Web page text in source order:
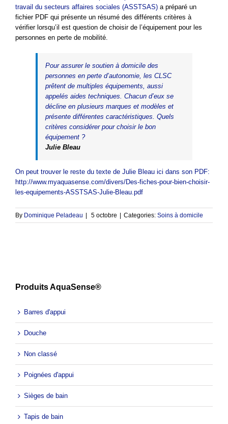
travail du secteurs affaires sociales (ASSTSAS) a préparé un
fichier PDF qui présente un résumé des différents critères à
vérifier lorsqu’il est question de choisir de l’équipement pour les
personnes en perte de mobilité.
Pour assurer le soutien à domicile des
personnes en perte d’autonomie, les CLSC
prêtent de multiples équipements, aussi
appelés aides techniques. Chacun d’eux se
décline en plusieurs marques et modèles et
présente différentes caractéristiques. Quels
critères considérer pour choisir le bon
équipement ?
Julie Bleau
On peut trouver le reste du texte de Julie Bleau ici dans son PDF:
http://www.myaquasense.com/divers/Des-fiches-pour-bien-choisir-
les-equipements-ASSTSAS-Julie-Bleau.pdf
By Dominique Peladeau 5 octobre Categories: Soins à domicile
Produits AquaSense®
Barres d'appui
Douche
Non classé
Poignées d'appui
Sièges de bain
Tapis de bain